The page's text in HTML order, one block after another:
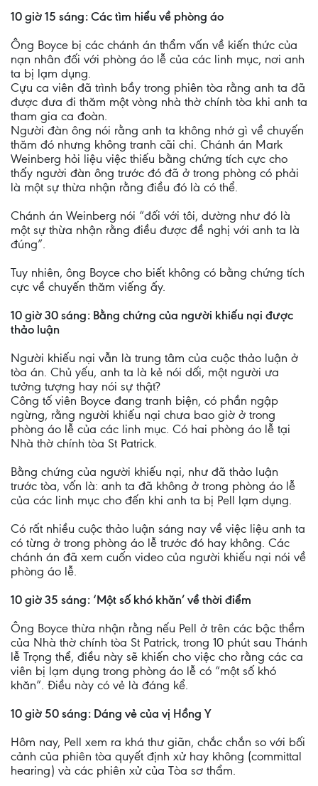
10 giờ 15 sáng: Các tìm hiểu về phòng áo
Ông Boyce bị các chánh án thẩm vấn về kiến thức của
nạn nhân đối với phòng áo lễ của các linh mục, nơi anh
ta bị lạm dụng.
Cựu ca viên đã trình bầy trong phiên tòa rằng anh ta đã
được đưa đi thăm một vòng nhà thờ chính tòa khi anh ta
tham gia ca đoàn.
Người đàn ông nói rằng anh ta không nhớ gì về chuyến
thăm đó nhưng không tranh cãi chi. Chánh án Mark
Weinberg hỏi liệu việc thiếu bằng chứng tích cực cho
thấy người đàn ông trước đó đã ở trong phòng có phải
là một sự thừa nhận rằng điều đó là có thể.
Chánh án Weinberg nói “đối với tôi, dường như đó là
một sự thừa nhận rằng điều được đề nghị với anh ta là
đúng”.
Tuy nhiên, ông Boyce cho biết không có bằng chứng tích
cực về chuyến thăm viếng ấy.
10 giờ 30 sáng: Bằng chứng của người khiếu nại được
thảo luận
Người khiếu nại vẫn là trung tâm của cuộc thảo luận ở
tòa án. Chủ yếu, anh ta là kẻ nói dối, một người ưa
tưởng tượng hay nói sự thật?
Công tố viên Boyce đang tranh biện, có phần ngập
ngừng, rằng người khiếu nại chưa bao giờ ở trong
phòng áo lễ của các linh mục. Có hai phòng áo lễ tại
Nhà thờ chính tòa St Patrick.
Bằng chứng của người khiếu nại, như đã thảo luận
trước tòa, vốn là: anh ta đã không ở trong phòng áo lễ
của các linh mục cho đến khi anh ta bị Pell lạm dụng.
Có rất nhiều cuộc thảo luận sáng nay về việc liệu anh ta
có từng ở trong phòng áo lễ trước đó hay không. Các
chánh án đã xem cuốn video của người khiếu nại nói về
phòng áo lễ.
10 giờ 35 sáng: ‘Một số khó khăn’ về thời điểm
Ông Boyce thừa nhận rằng nếu Pell ở trên các bậc thềm
của Nhà thờ chính tòa St Patrick, trong 10 phút sau Thánh
lễ Trọng thể, điều này sẽ khiến cho việc cho rằng các ca
viên bị lạm dụng trong phòng áo lễ có “một số khó
khăn”. Điều này có vẻ là đáng kể.
10 giờ 50 sáng: Dáng vẻ của vị Hồng Y
Hôm nay, Pell xem ra khá thư giãn, chắc chắn so với bối
cảnh của phiên tòa quyết định xử hay không (committal
hearing) và các phiên xử của Tòa sơ thẩm.